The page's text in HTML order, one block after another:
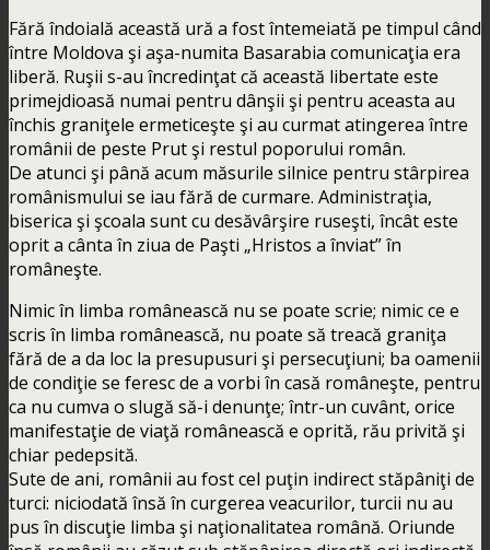
Fără îndoială această ură a fost întemeiată pe timpul când
între Moldova şi aşa-numita Basarabia comunicaţia era
liberă. Ruşii s-au încredinţat că această libertate este
primejdioasă numai pentru dânşii şi pentru aceasta au
închis graniţele ermeticeşte şi au curmat atingerea între
românii de peste Prut şi restul poporului român.
De atunci şi până acum măsurile silnice pentru stârpirea
românismului se iau fără de curmare. Administraţia,
biserica şi şcoala sunt cu desăvârşire ruseşti, încât este
oprit a cânta în ziua de Paşti „Hristos a înviat” în
româneşte.
Nimic în limba românească nu se poate scrie; nimic ce e
scris în limba românească, nu poate să treacă graniţa
fără de a da loc la presupusuri şi persecuţiuni; ba oamenii
de condiţie se feresc de a vorbi în casă româneşte, pentru
ca nu cumva o slugă să-i denunţe; într-un cuvânt, orice
manifestaţie de viaţă românească e oprită, rău privită şi
chiar pedepsită.
Sute de ani, românii au fost cel puţin indirect stăpâniţi de
turci: niciodată însă în curgerea veacurilor, turcii nu au
pus în discuţie limba şi naţionalitatea română. Oriunde